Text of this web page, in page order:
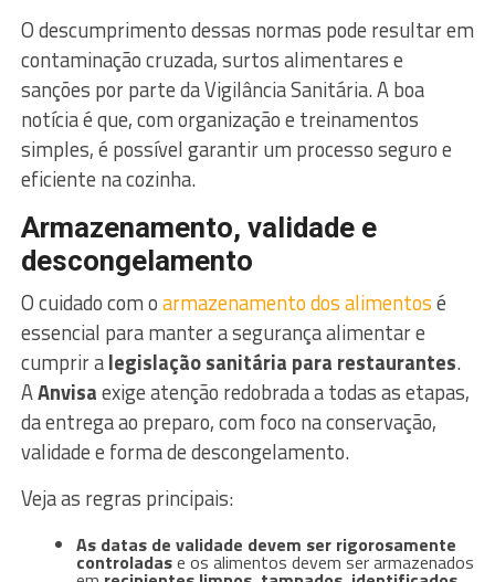
O descumprimento dessas normas pode resultar em
contaminação cruzada, surtos alimentares e
sanções por parte da Vigilância Sanitária. A boa
notícia é que, com organização e treinamentos
simples, é possível garantir um processo seguro e
eficiente na cozinha.
Armazenamento, validade e
descongelamento
O cuidado com oarmazenamento dos alimentosé
essencial para manter a segurança alimentar e
cumprir alegislação sanitária para restaurantes.
AAnvisaexige atenção redobrada a todas as etapas,
da entrega ao preparo, com foco na conservação,
validade e forma de descongelamento.
Veja as regras principais:
As datas de validade devem ser rigorosamente
controladase os alimentos devem ser armazenados